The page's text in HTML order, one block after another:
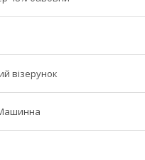
візерунок